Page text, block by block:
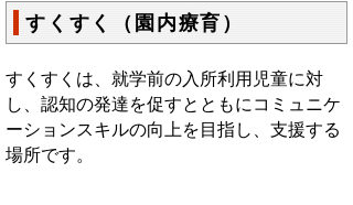
すくすく（園内療育）
すくすくは、就学前の入所利用児童に対
し、認知の発達を促すとともにコミュニケ
ーションスキルの向上を目指し、支援する
場所です。